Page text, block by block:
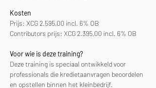
Kosten
Prijs: XCG 2.595,00 incl. 6% OB
Contributors prijs: XCG 2.395,00 incl. 6% OB
Voor wie is deze training?
Deze training is speciaal ontwikkeld voor
professionals die kredietaanvragen beoordelen
en opstellen binnen het kleinbedrijf.